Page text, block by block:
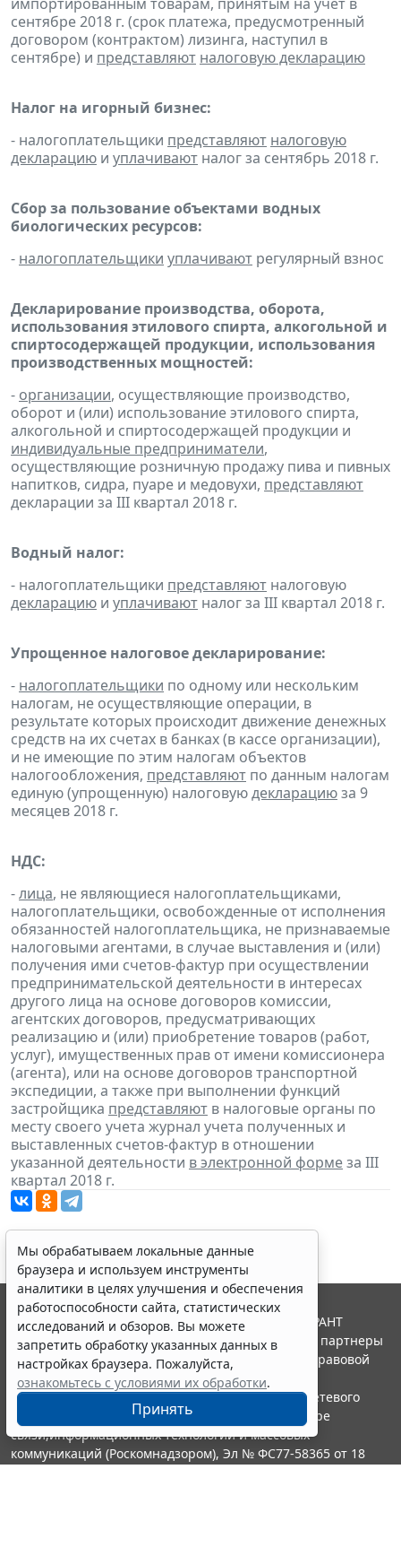
сентябре 2018 г. (срок платежа, предусмотренный
договором (контрактом) лизинга, наступил в
сентябре) и представляют налоговую декларацию
Налог на игорный бизнес:
- налогоплательщики представляют налоговую
декларацию и уплачивают налог за сентябрь 2018 г.
Сбор за пользование объектами водных
биологических ресурсов:
- налогоплательщики уплачивают регулярный взнос
Декларирование производства, оборота,
использования этилового спирта, алкогольной и
спиртосодержащей продукции, использования
производственных мощностей:
- организации, осуществляющие производство,
оборот и (или) использование этилового спирта,
алкогольной и спиртосодержащей продукции и
индивидуальные предприниматели,
осуществляющие розничную продажу пива и пивных
напитков, сидра, пуаре и медовухи, представляют
декларации за III квартал 2018 г.
Водный налог:
- налогоплательщики представляют налоговую
декларацию и уплачивают налог за III квартал 2018 г.
Упрощенное налоговое декларирование:
- налогоплательщики по одному или нескольким
налогам, не осуществляющие операции, в
результате которых происходит движение денежных
средств на их счетах в банках (в кассе организации),
и не имеющие по этим налогам объектов
налогообложения, представляют по данным налогам
единую (упрощенную) налоговуюдекларациюза 9
месяцев 2018 г.
НДС:
-лица, не являющиеся налогоплательщиками,
налогоплательщики, освобожденные от исполнения
обязанностей налогоплательщика, не признаваемые
налоговыми агентами, в случае выставления и (или)
получения ими счетов-фактур при осуществлении
предпринимательской деятельности в интересах
другого лица на основе договоров комиссии,
агентских договоров, предусматривающих
реализацию и (или) приобретение товаров (работ,
услуг), имущественных прав от имени комиссионера
(агента), или на основе договоров транспортной
экспедиции, а также при выполнении функций
застройщика представляют в налоговые органы по
месту своего учета журнал учета полученных и
выставленных счетов-фактур в отношении
указанной деятельности в электронной формеза III
квартал 2018 г.
Мы обрабатываем локальные данные
браузера и используем инструменты
аналитики в целях улучшения и обеспечения
работоспособности сайта, статистических
исследований и обзоров. Вы можете
запретить обработку указанных данных в
настройках браузера. Пожалуйста,
ознакомьтесь с условиями их обработки.
Принять
© ООО "НПП "ГАРАНТ-СЕРВИС", 2026. Система ГАРАНТ
выпускается с 1990 года. Компания "Гарант" и ее партнеры
являются участниками Российской ассоциации правовой
информации ГАРАНТ.
Портал ГАРАНТ.РУ зарегистрирован в качестве сетевого
издания Федеральной службой по надзору в сфере
связи,информационных технологий и массовых
коммуникаций (Роскомнадзором), Эл № ФС77-58365 от 18